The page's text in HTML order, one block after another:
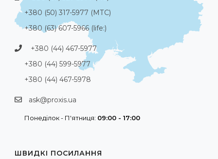
+380 (50) 317-5977 (МТС)
+380 (63) 607-5966 (life:)
+380 (44) 467-5977
+380 (44) 599-5977
+380 (44) 467-5978
ask@proxis.ua
Понеділок - П'ятниця: 09:00 - 17:00
ШВИДКІ ПОСИЛАННЯ